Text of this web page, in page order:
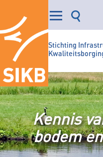
Stichting
Kennis
bodem